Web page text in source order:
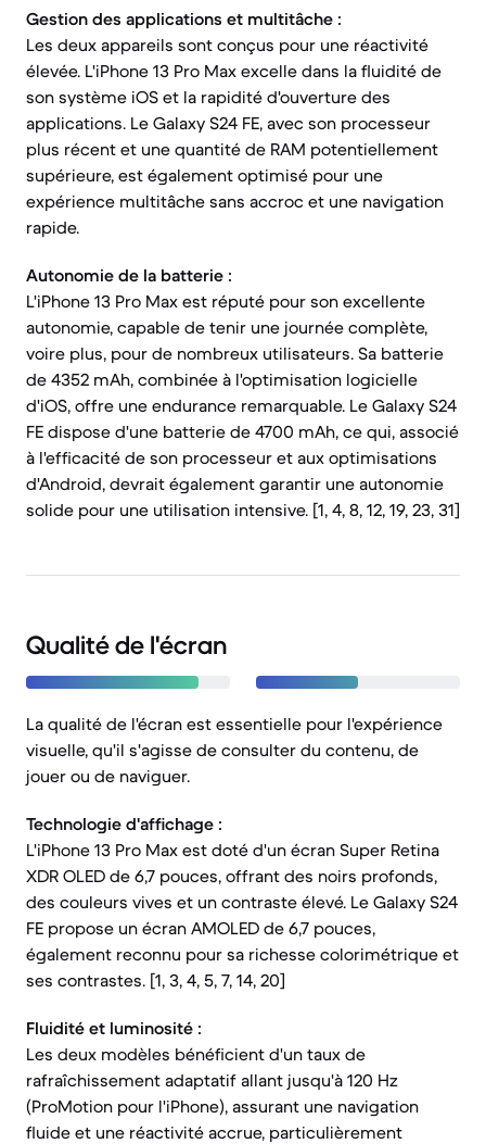
Gestion des applications et multitâche :
Les deux appareils sont conçus pour une réactivité
élevée. L'iPhone 13 Pro Max excelle dans la fluidité de
son système iOS et la rapidité d'ouverture des
applications. Le Galaxy S24 FE, avec son processeur
plus récent et une quantité de RAM potentiellement
supérieure, est également optimisé pour une
expérience multitâche sans accroc et une navigation
rapide.
Autonomie de la batterie :
L'iPhone 13 Pro Max est réputé pour son excellente
autonomie, capable de tenir une journée complète,
voire plus, pour de nombreux utilisateurs. Sa batterie
de 4352 mAh, combinée à l'optimisation logicielle
d'iOS, offre une endurance remarquable. Le Galaxy S24
FE dispose d'une batterie de 4700 mAh, ce qui, associé
à l'efficacité de son processeur et aux optimisations
d'Android, devrait également garantir une autonomie
solide pour une utilisation intensive. [1, 4, 8, 12, 19, 23, 31]
Qualité de l'écran
La qualité de l'écran est essentielle pour l'expérience
visuelle, qu'il s'agisse de consulter du contenu, de
jouer ou de naviguer.
Technologie d'affichage :
L'iPhone 13 Pro Max est doté d'un écran Super Retina
XDR OLED de 6,7 pouces, offrant des noirs profonds,
des couleurs vives et un contraste élevé. Le Galaxy S24
FE propose un écran AMOLED de 6,7 pouces,
également reconnu pour sa richesse colorimétrique et
ses contrastes. [1, 3, 4, 5, 7, 14, 20]
Fluidité et luminosité :
Les deux modèles bénéficient d'un taux de
rafraîchissement adaptatif allant jusqu'à 120 Hz
(ProMotion pour l'iPhone), assurant une navigation
fluide et une réactivité accrue, particulièrement